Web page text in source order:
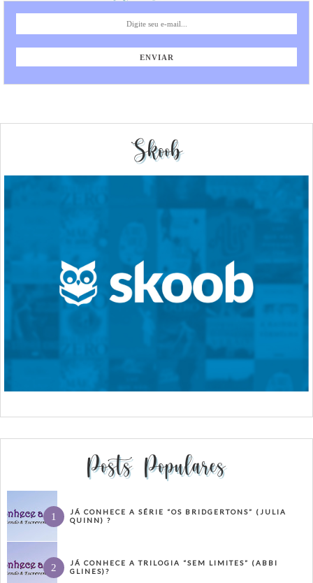
Skoob
Posts Populares
JÁ CONHECE A SÉRIE “OS BRIDGERTONS” (JULIA
QUINN) ?
JÁ CONHECE A TRILOGIA “SEM LIMITES” (ABBI
GLINES)?